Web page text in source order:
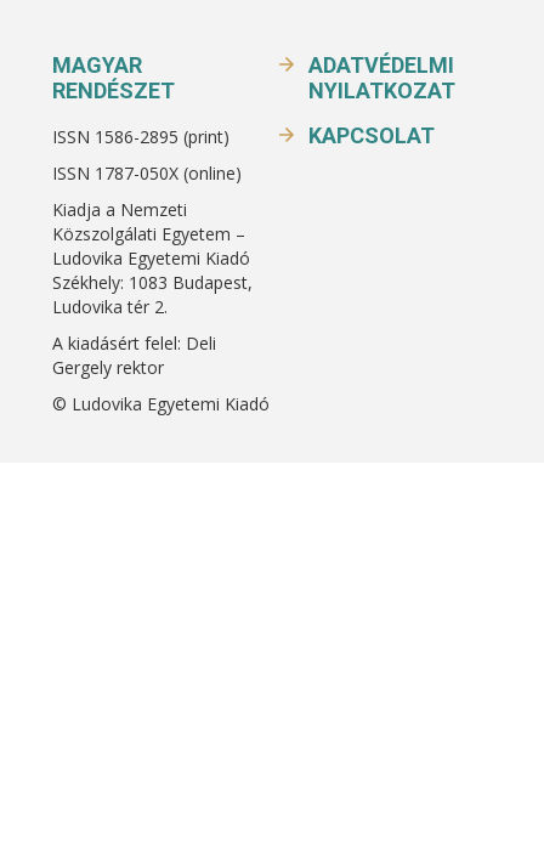
MAGYAR
RENDÉSZET
ISSN 1586-2895 (print)
ISSN 1787-050X (online)
Kiadja a Nemzeti
Közszolgálati Egyetem –
Ludovika Egyetemi Kiadó
Székhely: 1083 Budapest,
Ludovika tér 2.
A kiadásért felel: Deli
Gergely rektor
© Ludovika Egyetemi Kiadó
ADATVÉDELMI
NYILATKOZAT
KAPCSOLAT